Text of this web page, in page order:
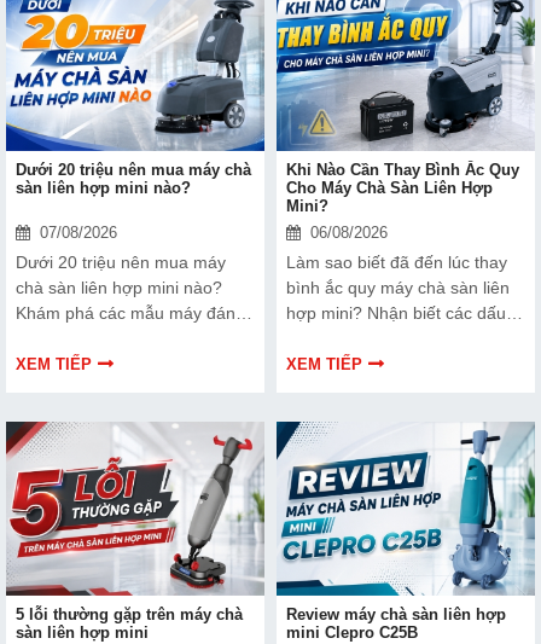
Dưới 20 triệu nên mua máy chà
sàn liên hợp mini nào?
07/08/2026
Dưới 20 triệu nên mua máy
chà sàn liên hợp mini nào?
Khám phá các mẫu máy đáng
gợi ý lựa chọn phù hợp từng
XEM TIẾP
Khi Nào Cần Thay Bình Ắc Quy
Cho Máy Chà Sàn Liên Hợp
Mini?
06/08/2026
Làm sao biết đã đến lúc thay
bình ắc quy máy chà sàn liên
hợp mini? Nhận biết các dấu
thời điểm thay thế để đảm bảo
XEM TIẾP
5 lỗi thường gặp trên máy chà
sàn liên hợp mini
Review máy chà sàn liên hợp
mini Clepro C25B